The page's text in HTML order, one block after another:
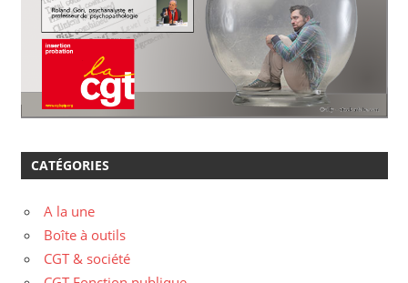
CATÉGORIES
A la une
Boîte à outils
CGT & société